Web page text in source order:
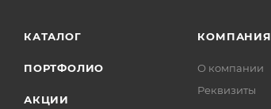
КАТАЛОГ
ПОРТФОЛИО
АКЦИИ
КОМПАНИЯ
О компании
Реквизиты